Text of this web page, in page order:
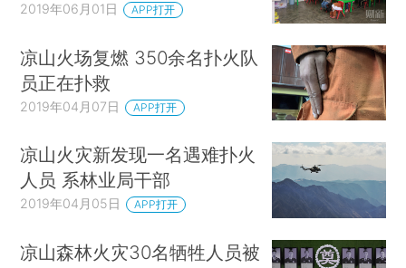
2019年06月01日 APP打开
凉山火场复燃 350余名扑火队
员正在扑救
2019年04月07日 APP打开
凉山火灾新发现一名遇难扑火
人员 系林业局干部
2019年04月05日 APP打开
凉山森林火灾30名牺牲人员被